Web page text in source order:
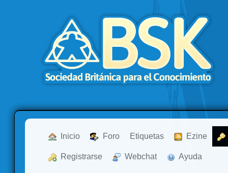
Inicio Foro Etiquetas Ezine
Registrarse Webchat Ayuda